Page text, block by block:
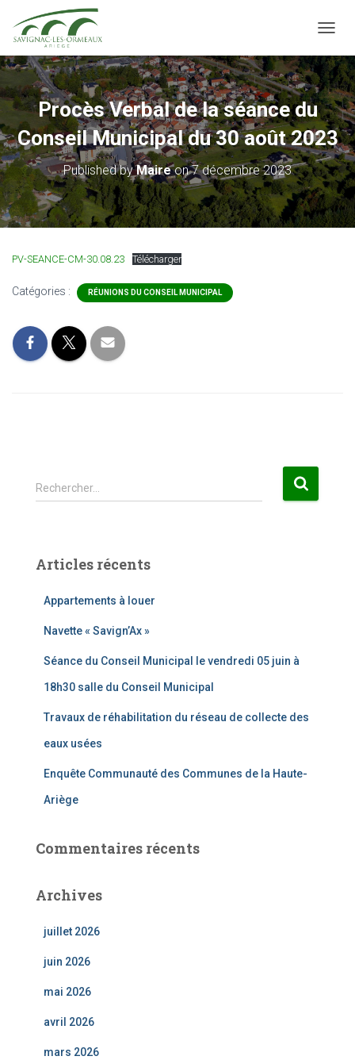
Procès Verbal de la séance du
Conseil Municipal du 30 août 2023
Published byMaireon7 décembre 2023
PV-SEANCE-CM-30.08.23 Télécharger
Catégories : RÉUNIONS DU CONSEIL MUNICIPAL
R
e
r
Rechercher…
Articles récents
Appartements à louer
Navette « Savign’Ax »
Séance du Conseil Municipal le vendredi 05 juin à
18h30 salle du Conseil Municipal
Travaux de réhabilitation du réseau de collecte des
eaux usées
Enquête Communauté des Communes de la Haute-
Ariège
Commentaires récents
Archives
juillet 2026
juin 2026
mai 2026
avril 2026
mars 2026